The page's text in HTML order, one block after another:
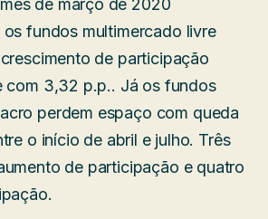
fundos multimercado livre
de participação
com 3,32 p.p.. Já os fundos
perdem espaço com queda
o início de abril e julho. Três
de participação e quatro